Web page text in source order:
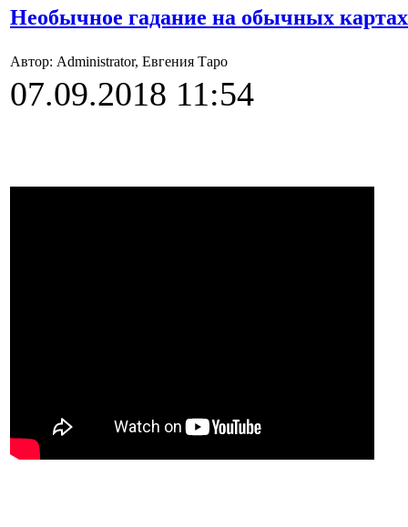
Необычное гадание на обычных картах
Автор: Administrator, Евгения Таро
07.09.2018 11:54